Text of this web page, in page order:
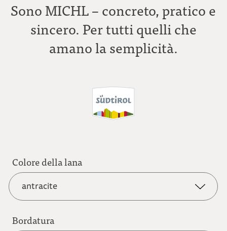
Sono MICHL – concreto, pratico e
sincero. Per tutti quelli che
amano la semplicità.
Colore della lana
antracite
antracite
Bordatura